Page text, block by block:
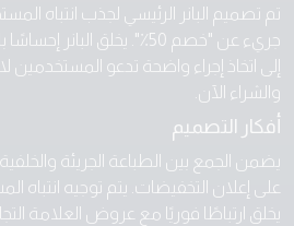
تم تصميم البانر الرئيسي لجذب انتباه
جريء عن "خصم 50٪". يخلق البانر
إلى اتخاذ إجراء واضحة تدعو
والشراء الآن.
أفكار التصميم
يضمن الجمع بين الطباعة الجريئة
على إعلان التخفيضات. يتم توجيه انتباه
يخلق ارتباطًا فوريًا مع عروض العلامة